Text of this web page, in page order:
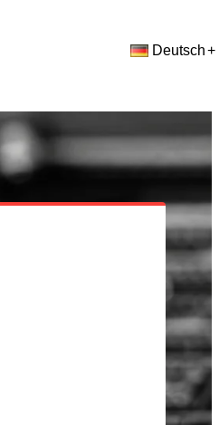
Deutsch